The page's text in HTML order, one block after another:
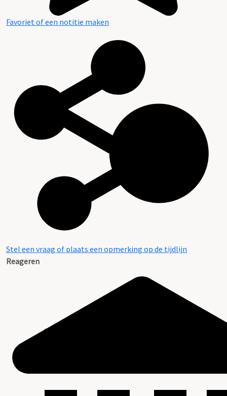
Favoriet of een notitie maken
Stel een vraag of plaats een opmerking op de tijdlijn
Reageren